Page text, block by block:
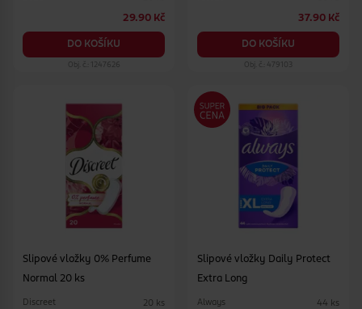
29.90 Kč
DO KOŠÍKU
Obj. č.: 1247626
37.90 Kč
DO KOŠÍKU
Obj. č.: 479103
Slipové vložky 0% Perfume
Normal 20 ks
Discreet 20 ks
Slipové vložky Daily Protect
Extra Long
Always 44 ks